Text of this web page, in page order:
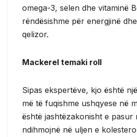
omega-3, selen dhe vitaminë
rëndësishme për energjinë
qelizor.
Mackerel temaki roll
Sipas ekspertëve, kjo është
më të fuqishme ushqyese në
është jashtëzakonisht e pasur
ndihmojnë në uljen e